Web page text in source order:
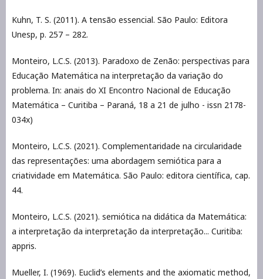
Kuhn, T. S. (2011). A tensão essencial. São Paulo: Editora
Unesp, p. 257 – 282.
Monteiro, L.C.S. (2013). Paradoxo de Zenão: perspectivas para
Educação Matemática na interpretação da variação do
problema. In: anais do XI Encontro Nacional de Educação
Matemática – Curitiba – Paraná, 18 a 21 de julho - issn 2178-
034x)
Monteiro, L.C.S. (2021). Complementaridade na circularidade
das representações: uma abordagem semiótica para a
criatividade em Matemática. São Paulo: editora científica, cap.
44.
Monteiro, L.C.S. (2021). semiótica na didática da Matemática:
a interpretação da interpretação da interpretação... Curitiba:
appris.
Mueller, I. (1969). Euclid’s elements and the axiomatic method,